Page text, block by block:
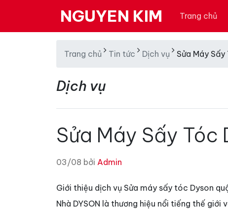
NGUYEN KIM Trang chủ
Trang chủ Tin tức Dịch vụ Sửa Máy
Dịch vụ
Sửa Máy Sấy Tóc
03/08 bởi Admin
Giới thiệu dịch vụ Sửa máy sấy tóc Dyson
Nhà DYSON là thương hiệu nổi tiếng thế